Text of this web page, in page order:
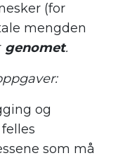
(for
mengden
genomet.
og
som må